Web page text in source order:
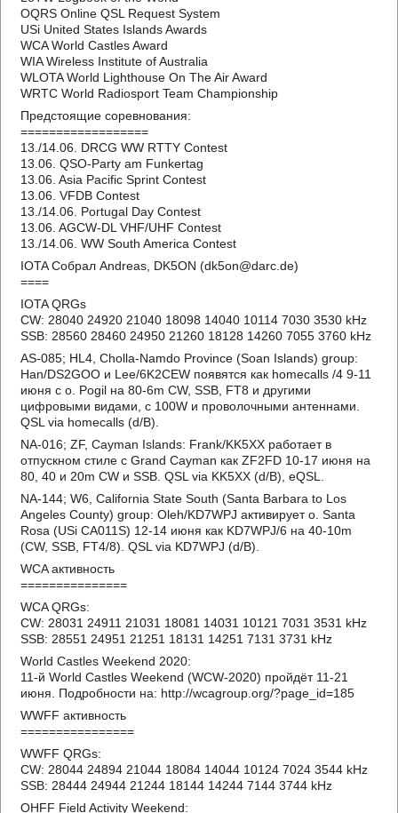
OQRS Online QSL Request System
USi United States Islands Awards
WCA World Castles Award
WIA Wireless Institute of Australia
WLOTA World Lighthouse On The Air Award
WRTC World Radiosport Team Championship
Предстоящие соревнования:
==================
13./14.06. DRCG WW RTTY Contest
13.06. QSO-Party am Funkertag
13.06. Asia Pacific Sprint Contest
13.06. VFDB Contest
13./14.06. Portugal Day Contest
13.06. AGCW-DL VHF/UHF Contest
13./14.06. WW South America Contest
IOTA Собрал Andreas, DK5ON (dk5on@darc.de)
====
IOTA QRGs
CW: 28040 24920 21040 18098 14040 10114 7030 3530 kHz
SSB: 28560 28460 24950 21260 18128 14260 7055 3760 kHz
AS-085; HL4, Cholla-Namdo Province (Soan Islands) group:
Han/DS2GOO и Lee/6K2CEW появятся как homecalls /4 9-11
июня с о. Pogil на 80-6m CW, SSB, FT8 и другими
цифровыми видами, с 100W и проволочными антеннами.
QSL via homecalls (d/B).
NA-016; ZF, Cayman Islands: Frank/KK5XX работает в
отпускном стиле с Grand Cayman как ZF2FD 10-17 июня на
80, 40 и 20m CW и SSB. QSL via KK5XX (d/B), eQSL.
NA-144; W6, California State South (Santa Barbara to Los
Angeles County) group: Oleh/KD7WPJ активирует о. Santa
Rosa (USi CA011S) 12-14 июня как KD7WPJ/6 на 40-10m
(CW, SSB, FT4/8). QSL via KD7WPJ (d/B).
WCA активность
===============
WCA QRGs:
CW: 28031 24911 21031 18081 14031 10121 7031 3531 kHz
SSB: 28551 24951 21251 18131 14251 7131 3731 kHz
World Castles Weekend 2020:
11-й World Castles Weekend (WCW-2020) пройдёт 11-21
июня. Подробности на: http://wcagroup.org/?page_id=185
WWFF активность
================
WWFF QRGs:
CW: 28044 24894 21044 18084 14044 10124 7024 3544 kHz
SSB: 28444 24944 21244 18144 14244 7144 3744 kHz
OHFF Field Activity Weekend: